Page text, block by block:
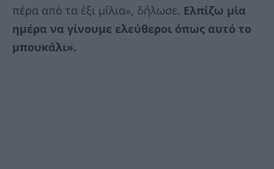
πέρα από τα έξι μίλια», δήλωσε. Ελπίζω μία
ημέρα να γίνουμε ελεύθεροι όπως αυτό το
μπουκάλι».